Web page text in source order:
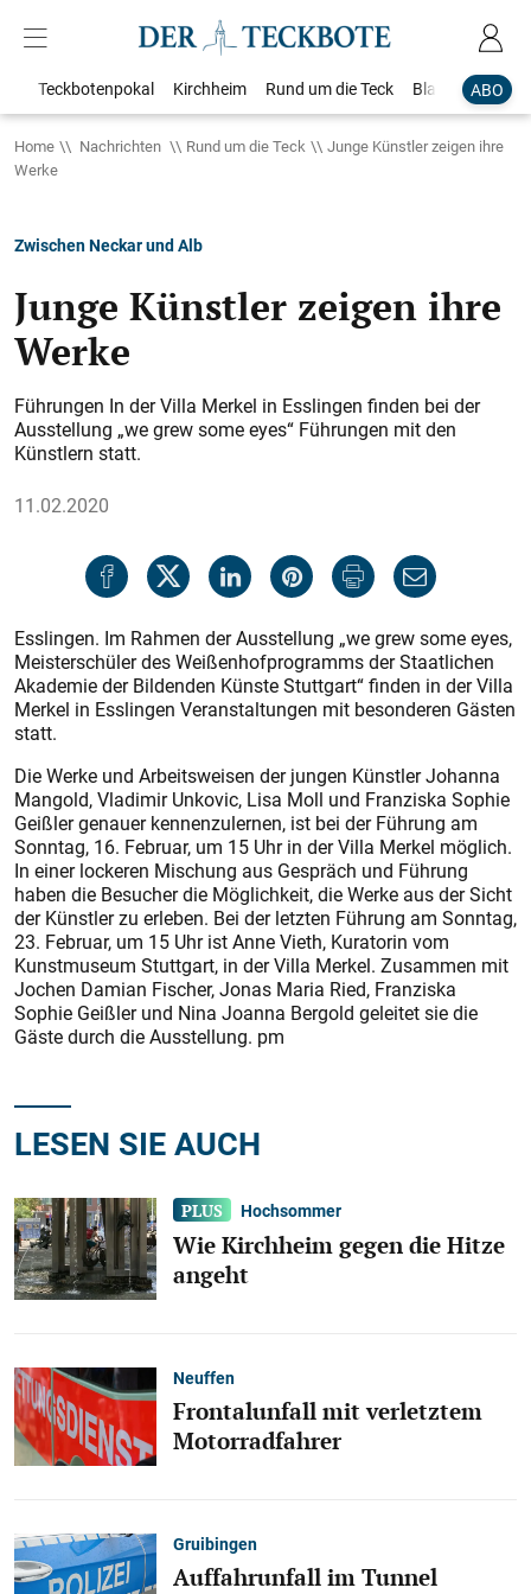
ABO
Teckbotenpokal Kirchheim Rund um die Teck Blaulicht
Home Nachrichten Rund um die Teck
Junge Künstler zeigen ihre
Werke
Zwischen Neckar und Alb
Junge Künstler zeigen ihre
Werke
Führungen In der Villa Merkel in Esslingen finden bei der
Ausstellung „we grew some eyes“ Führungen mit den
Künstlern statt.
11.02.2020
Esslingen. Im Rahmen der Ausstellung „we grew some eyes,
Meisterschüler des Weißenhofprogramms der Staatlichen
Akademie der Bildenden Künste Stuttgart“ finden in der Villa
Merkel in Esslingen Veranstaltungen mit besonderen Gäs­ten
statt.
Die Werke und Arbeitsweisen der jungen Künstler Johanna
Mangold, Vladimir Unkovic, Lisa Moll und Franziska Sophie
Geißler genauer kennenzulernen, ist bei der Führung am
Sonntag, 16. Februar, um 15 Uhr in der Villa Merkel möglich.
In einer lockeren Mischung aus Gespräch und Führung
haben die Besucher die Möglichkeit, die Werke aus der Sicht
der Künstler zu erleben. Bei der letzten Führung am Sonntag,
23. Februar, um 15 Uhr ist Anne Vieth, Kuratorin vom
Kunstmuseum Stuttgart, in der Villa Merkel. Zusammen mit
Jochen Damian Fischer, Jonas Maria Ried, Franziska
Sophie Geißler und Nina Joanna Bergold geleitet sie die
Gäste durch die Ausstellung. pm
LESEN SIE AUCH
Hochsommer
Wie Kirchheim gegen die Hitze
angeht
Neuffen
Frontalunfall mit verletztem
Motorradfahrer
Gruibingen
Auffahrunfall im Tunnel